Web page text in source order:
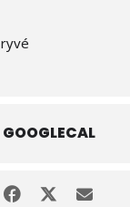
GOOGLECAL